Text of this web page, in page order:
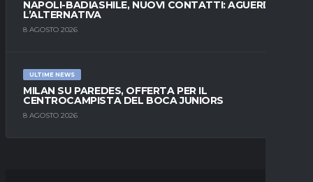
NAPOLI-BADIASHILE, NUOVI CONTATTI: AGUERD È
L’ALTERNATIVA
8 AGOSTO 2026
ULTIME NEWS
MILAN SU PAREDES, OFFERTA PER IL
CENTROCAMPISTA DEL BOCA JUNIORS
8 AGOSTO 2026